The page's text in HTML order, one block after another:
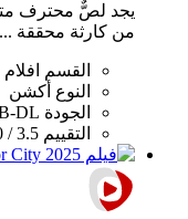
يجد لصٌّ محترف
من كارثة محققة ...
القسم
النوع أكشن
الجودة DL
التقييم 3.5 / 10